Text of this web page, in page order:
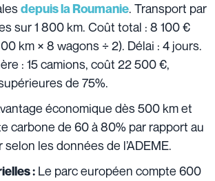
depuis la Roumanie. Transport par
sur 1 800 km. Coût total : 8 100 €
km × 8 wagons ÷ 2). Délai : 4 jours.
: 15 camions, coût 22 500 €,
de 75%.
économique dès 500 km et
carbone de 60 à 80% par rapport au
les données de l’ADEME.
: Le parc européen compte 600